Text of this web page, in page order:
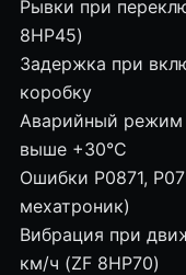
Рывки при
8HP45)
Задержка при
коробку
Аварийный
выше +30°С
Ошибки P0871,
мехатроник)
Вибрация при
км/ч (ZF 8HP70)